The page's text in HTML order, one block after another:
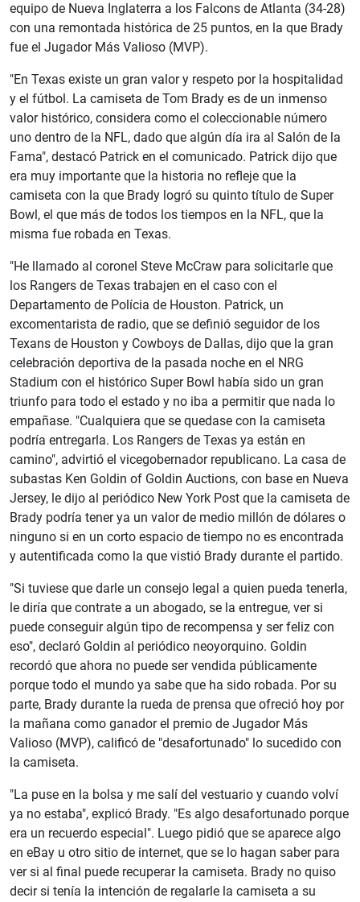
equipo de Nueva Inglaterra a los Falcons de Atlanta (34-28)
con una remontada histórica de 25 puntos, en la que Brady
fue el Jugador Más Valioso (MVP).
"En Texas existe un gran valor y respeto por la hospitalidad
y el fútbol. La camiseta de Tom Brady es de un inmenso
valor histórico, considera como el coleccionable número
uno dentro de la NFL, dado que algún día ira al Salón de la
Fama", destacó Patrick en el comunicado. Patrick dijo que
era muy importante que la historia no refleje que la
camiseta con la que Brady logró su quinto título de Super
Bowl, el que más de todos los tiempos en la NFL, que la
misma fue robada en Texas.
"He llamado al coronel Steve McCraw para solicitarle que
los Rangers de Texas trabajen en el caso con el
Departamento de Polícia de Houston. Patrick, un
excomentarista de radio, que se definió seguidor de los
Texans de Houston y Cowboys de Dallas, dijo que la gran
celebración deportiva de la pasada noche en el NRG
Stadium con el histórico Super Bowl había sido un gran
triunfo para todo el estado y no iba a permitir que nada lo
empañase. "Cualquiera que se quedase con la camiseta
podría entregarla. Los Rangers de Texas ya están en
camino", advirtió el vicegobernador republicano. La casa de
subastas Ken Goldin of Goldin Auctions, con base en Nueva
Jersey, le dijo al periódico New York Post que la camiseta de
Brady podría tener ya un valor de medio millón de dólares o
ninguno si en un corto espacio de tiempo no es encontrada
y autentificada como la que vistió Brady durante el partido.
"Si tuviese que darle un consejo legal a quien pueda tenerla,
le diría que contrate a un abogado, se la entregue, ver si
puede conseguir algún tipo de recompensa y ser feliz con
eso", declaró Goldin al periódico neoyorquino. Goldin
recordó que ahora no puede ser vendida públicamente
porque todo el mundo ya sabe que ha sido robada. Por su
parte, Brady durante la rueda de prensa que ofreció hoy por
la mañana como ganador el premio de Jugador Más
Valioso (MVP), calificó de "desafortunado" lo sucedido con
la camiseta.
"La puse en la bolsa y me salí del vestuario y cuando volví
ya no estaba", explicó Brady. "Es algo desafortunado porque
era un recuerdo especial". Luego pidió que se aparece algo
en eBay u otro sitio de internet, que se lo hagan saber para
ver si al final puede recuperar la camiseta. Brady no quiso
decir si tenía la intención de regalarle la camiseta a su